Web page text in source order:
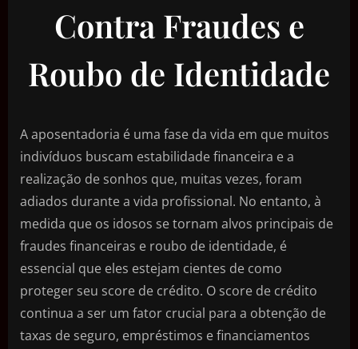
Contra Fraudes e
Roubo de Identidade
A aposentadoria é uma fase da vida em que muitos
indivíduos buscam estabilidade financeira e a
realização de sonhos que, muitas vezes, foram
adiados durante a vida profissional. No entanto, à
medida que os idosos se tornam alvos principais de
fraudes financeiras e roubo de identidade, é
essencial que eles estejam cientes de como
proteger seu score de crédito. O score de crédito
continua a ser um fator crucial para a obtenção de
taxas de seguro, empréstimos e financiamentos